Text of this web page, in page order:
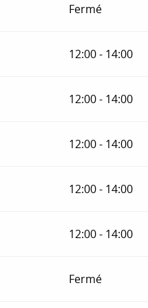
Fermé
12:00 - 14:00
12:00 - 14:00
12:00 - 14:00
12:00 - 14:00
12:00 - 14:00
Fermé